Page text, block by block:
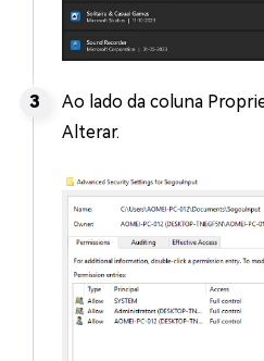
Ao lado da coluna
Alterar.